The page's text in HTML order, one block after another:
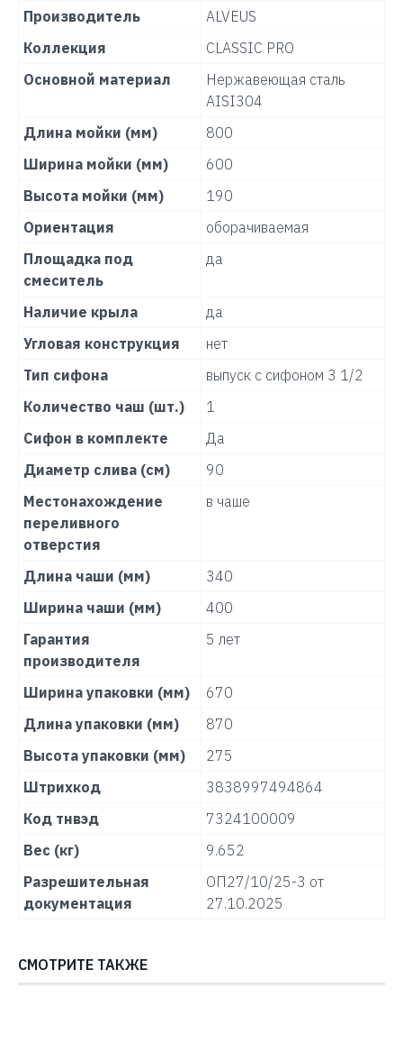
Производитель
ALVEUS
Коллекция
CLASSIC PRO
Основной материал
Нержавеющая сталь
AISI304
Длина мойки (мм)
800
Ширина мойки (мм)
600
Высота мойки (мм)
190
Ориентация
оборачиваемая
Площадка под
смеситель
да
Наличие крыла
да
Угловая конструкция
нет
Тип сифона
выпуск с сифоном 3 1/2
Количество чаш (шт.)
1
Сифон в комплекте
Да
Диаметр слива (см)
90
Местонахождение
переливного
отверстия
в чаше
Длина чаши (мм)
340
Ширина чаши (мм)
400
Гарантия
производителя
5 лет
Ширина упаковки (мм)
670
Длина упаковки (мм)
870
Высота упаковки (мм)
275
Штрихкод
3838997494864
Код тнвэд
7324100009
Вес (кг)
9.652
Разрешительная
документация
ОП27/10/25-3 от
27.10.2025
СМОТРИТЕ ТАКЖЕ